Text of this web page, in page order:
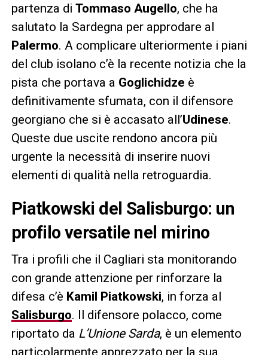
partenza di Tommaso Augello, che ha
salutato la Sardegna per approdare al
Palermo. A complicare ulteriormente i piani
del club isolano c’è la recente notizia che la
pista che portava a Goglichidze è
definitivamente sfumata, con il difensore
georgiano che si è accasato all’Udinese.
Queste due uscite rendono ancora più
urgente la necessità di inserire nuovi
elementi di qualità nella retroguardia.
Piatkowski del Salisburgo: un
profilo versatile nel mirino
Tra i profili che il Cagliari sta monitorando
con grande attenzione per rinforzare la
difesa c’è Kamil Piatkowski, in forza al
Salisburgo. Il difensore polacco, come
riportato da L’Unione Sarda, è un elemento
particolarmente apprezzato per la sua